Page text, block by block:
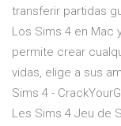
transferir partidas
Los Sims 4 en Mac
permite crear
vidas, elige a sus
Sims 4 -
Les Sims 4 Jeu de